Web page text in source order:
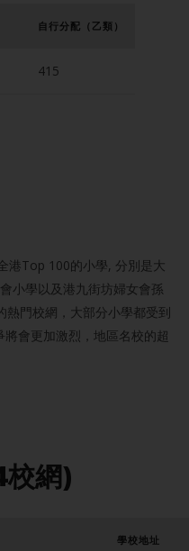
自行分配 （乙類）
415
港Top 100的小學, 分別是大
小學以及港九街坊婦女會孫
熱門校網，大部分小學都受到
會更加激烈，地區名校的超
網)
學校地址